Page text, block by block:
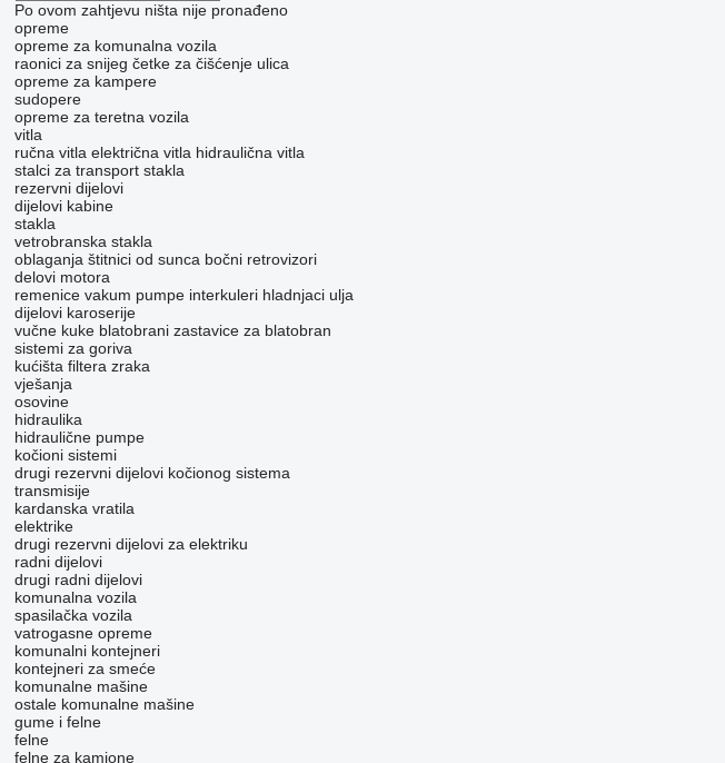
Po ovom zahtjevu ništa nije pronađeno
opreme
opreme za komunalna vozila
raonici za snijeg četke za čišćenje ulica
opreme za kampere
sudopere
оpremе za teretna vozila
vitla
ručna vitla električna vitla hidraulična vitla
stalci za transport stakla
rezervni dijelovi
dijelovi kabine
stakla
vetrobranska stakla
oblaganja štitnici od sunca bočni retrovizori
delovi motora
remenice vakum pumpe interkuleri hladnjaci ulja
dijelovi karoserije
vučne kuke blatobrani zastavice za blatobran
sistemi za goriva
kućišta filtera zraka
vješanja
osovine
hidraulika
hidraulične pumpe
kočioni sistemi
drugi rezervni dijelovi kočionog sistema
transmisije
kardanska vratila
elektrike
drugi rezervni dijelovi za elektriku
radni dijelovi
drugi radni dijelovi
komunalna vozila
spasilačka vozila
vatrogasne opreme
komunalni kontejneri
kontejneri za smeće
komunalne mašine
ostale komunalne mašine
gume i felne
felne
felne za kamione